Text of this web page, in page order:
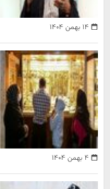
۱۴ بهمن ۱۴۰۴
۴ بهمن ۱۴۰۴